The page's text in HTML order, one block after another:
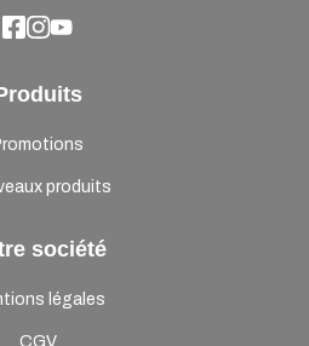
produits
société
légales
CGV